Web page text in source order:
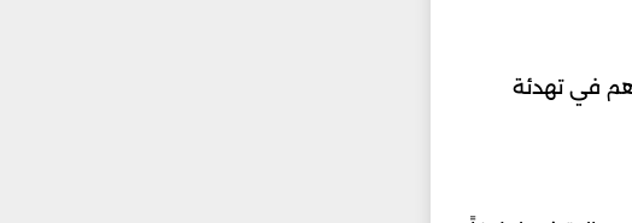
في تهدئة